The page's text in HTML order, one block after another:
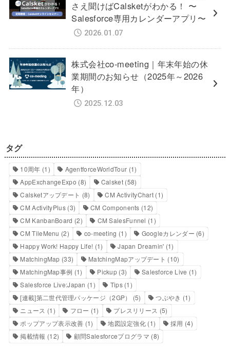
さえ聞けばCalsketがわかる！ 〜
Salesforce専用カレンダーアプリ〜
2026.01.07
株式会社co-meeting｜年末年始の休
業期間のお知らせ（2025年～2026
年）
2025.12.03
タグ
10周年 (1) AgentforceWorldTour (1)
AppExchangeExpo (8) Calsket(58)
Calsketアップデート (8) CM ActivityChart (1)
CM ActivityPlus(3) CM Components (12)
CM KanbanBoard (2) CM SalesFunnel (1)
CM TileMenu (2) co-meeting (1) Googleカレンダー (6)
Happy Work! Happy Life! (1) Japan Dreamin' (1)
MatchingMap (33) MatchingMapアップデート (10)
MatchingMap事例 (1) Pickup (3) Salesforce Live (1)
Salesforce Live:Japan (1) Tips(1)
[連載]第二世代管理パッケージ（2GP）
(5) つぶやき (1)
ニュース (1) フロー (1) プレスリリース (5)
ポップアップ表示改善 (1) 地図設定強化 (1) 採用 (4)
掲載情報 (12) 顧問Salesforceプログラマ (8)